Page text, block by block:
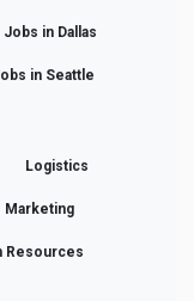
Jobs in Dallas
in Seattle
Logistics
Marketing
Resources